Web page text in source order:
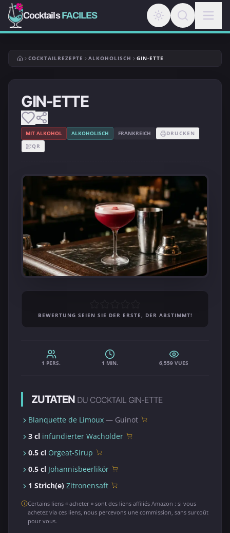
CocktailsFACILES
COCKTAILREZEPTE ALKOHOLISCH GIN-ETTE
GIN-ETTE
MIT ALKOHOL ALKOHOLISCH FRANKREICH
DRUCKEN
QR
BEWERTUNG SEIEN SIE DER ERSTE, DER ABSTIMMT!
1 PERS. 1 MIN. 6,559 VUES
ZUTATEN DU COCKTAIL GIN-ETTE
Blanquette de Limoux — Guinot
3 cl infundierter Wacholder
0.5 cl Orgeat-Sirup
0.5 cl Johannisbeerlikör
1 Strich(e) Zitronensaft
Certains liens « acheter » sont des liens affiliés Amazon : si vous
achetez via ces liens, nous percevons une commission, sans surcoût
pour vous.